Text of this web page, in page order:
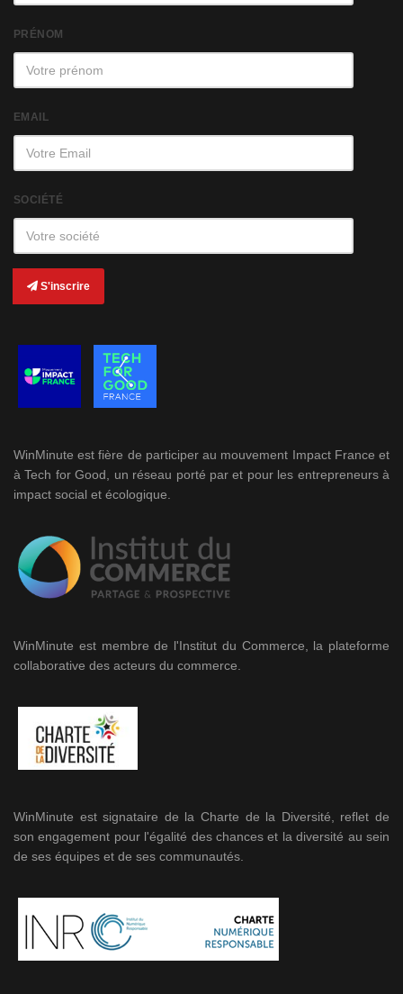
PRÉNOM
EMAIL
SOCIÉTÉ
S'inscrire
WinMinute est fière de participer au mouvement Impact France et
à Tech for Good, un réseau porté par et pour les entrepreneurs à
impact social et écologique.
WinMinute est membre de l'Institut du Commerce, la plateforme
collaborative des acteurs du commerce.
WinMinute est signataire de la Charte de la Diversité, reflet de
son engagement pour l'égalité des chances et la diversité au sein
de ses équipes et de ses communautés.